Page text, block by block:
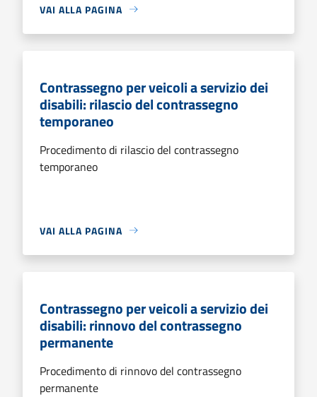
VAI ALLA PAGINA
Contrassegno per veicoli a servizio dei
disabili: rilascio del contrassegno
temporaneo
Procedimento di rilascio del contrassegno
temporaneo
VAI ALLA PAGINA
Contrassegno per veicoli a servizio dei
disabili: rinnovo del contrassegno
permanente
Procedimento di rinnovo del contrassegno
permanente